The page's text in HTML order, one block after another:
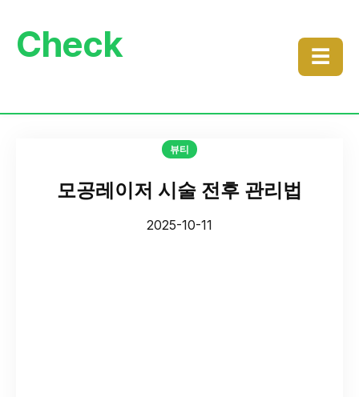
Check ☰
뷰티
모공레이저 시술 전후 관리법
2025-10-11